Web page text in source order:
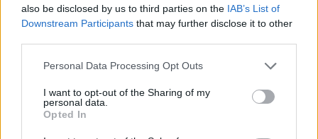
also be disclosed by us to third parties on the IAB’s List of
Downstream Participants that may further disclose it to other
Personal Data Processing Opt Outs
I want to opt-out of the Sharing of my
personal data.
Opted In
Predávajúci je povinný určiť spôsob vybavenia reklamácie
ihneď, v zložitých prípadoch do 3 dní odo dňa uplatnenia
reklamácie. V odôvodnených prípadoch, najmä ak sa vyžaduje
zložité technické zhodnotenie tovaru najneskôr do 30 dni odo
reklamácie vybaví reklamáciu predávajúci ihneď, v
odôvodnených prípadoch možno reklamáciu vybaviť aj neskôr.